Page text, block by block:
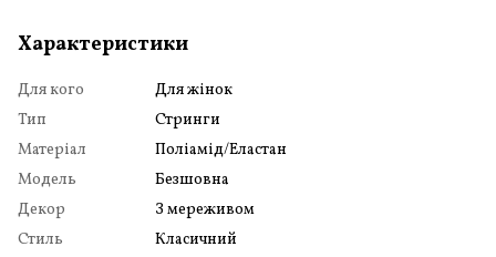
Характеристики
Для кого
Для жінок
Тип
Стринги
Матеріал
Поліамід/Еластан
Модель
Безшовна
Декор
З мереживом
Стиль
Класичний